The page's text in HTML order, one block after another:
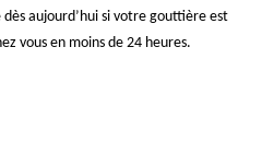
aujourd’hui si votre gouttière est
vous en moins de 24 heures.